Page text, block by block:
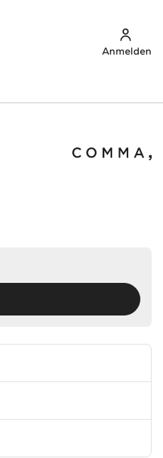
Anmelden